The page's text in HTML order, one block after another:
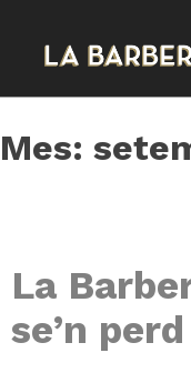
content
Mes:
La
se’n